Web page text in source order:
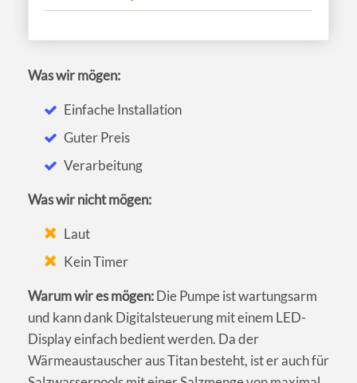
Was wir mögen:
Einfache Installation
Guter Preis
Verarbeitung
Was wir nicht mögen:
Laut
Kein Timer
Warum wir es mögen:Die Pumpe ist wartungsarm
und kann dank Digitalsteuerung mit einem LED-
Display einfach bedient werden. Da der
Wärmeaustauscher aus Titan besteht, ist er auch für